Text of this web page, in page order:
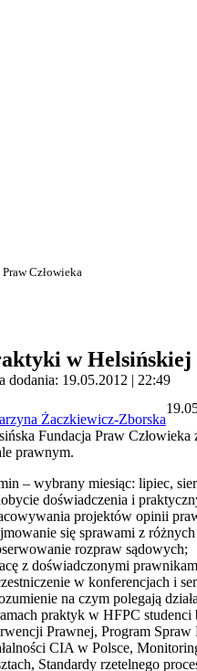
serwisu
Człowieka
w Helsińskiej
dodania: 19.05.2012 | 22:49
Żaczkiewicz-Zborska
Fundacja Praw
prawnym.
– wybrany miesiąc: lipiec,
doświadczenia i
projektów opinii
się sprawami z
rozpraw sądowych;
z doświadczonymi
w konferencjach i
na czym polegają
praktyk w HFPC studenci
Prawnej, Program
CIA w Polsce,
Standardy rzetelnego